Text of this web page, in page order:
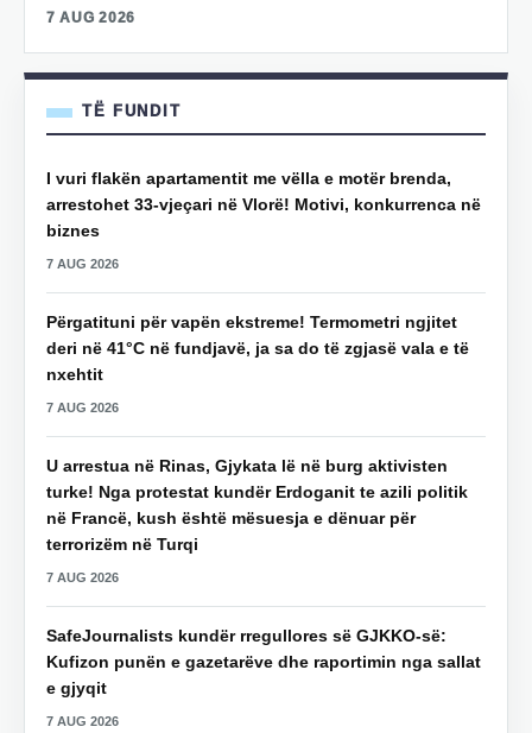
7 AUG 2026
TË FUNDIT
I vuri flakën apartamentit me vëlla e motër brenda,
arrestohet 33-vjeçari në Vlorë! Motivi, konkurrenca në
biznes
7 AUG 2026
Përgatituni për vapën ekstreme! Termometri ngjitet
deri në 41°C në fundjavë, ja sa do të zgjasë vala e të
nxehtit
7 AUG 2026
U arrestua në Rinas, Gjykata lë në burg aktivisten
turke! Nga protestat kundër Erdoganit te azili politik
në Francë, kush është mësuesja e dënuar për
terrorizëm në Turqi
7 AUG 2026
SafeJournalists kundër rregullores së GJKKO-së:
Kufizon punën e gazetarëve dhe raportimin nga sallat
e gjyqit
7 AUG 2026